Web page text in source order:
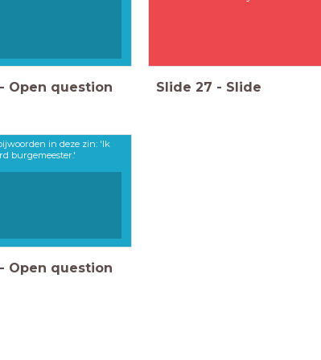
Open question Slide 27 - Slide
in deze zin: 'Ik
burgemeester.'
Open question